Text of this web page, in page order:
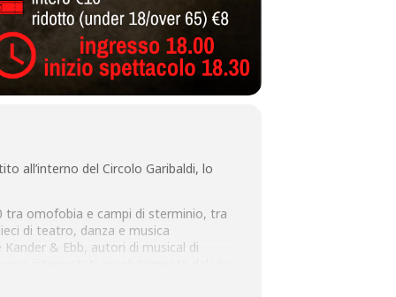
all’interno del Circolo Garibaldi, lo
tra omofobia e campi di sterminio, tra
di teatro, danza e musica
& Ebb, autori di musical di